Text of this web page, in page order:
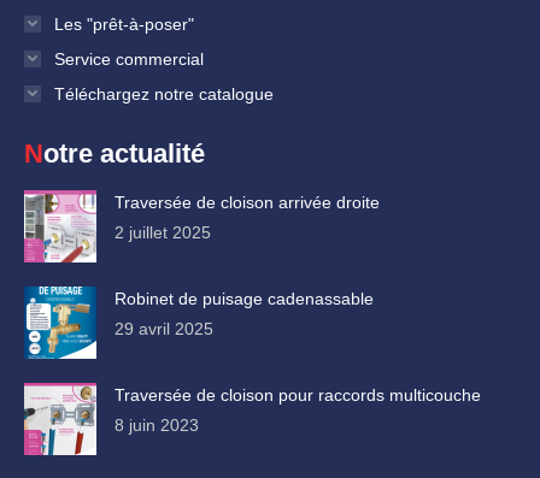
Les "prêt-à-poser"
Service commercial
Téléchargez notre catalogue
Notre actualité
Traversée de cloison arrivée droite
2 juillet 2025
Robinet de puisage cadenassable
29 avril 2025
Traversée de cloison pour raccords multicouche
8 juin 2023